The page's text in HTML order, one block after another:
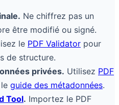
Ne chiffrez pas un
être modifié ou signé.
le PDF Validator pour
de structure.
privées. Utilisez PDF
guide des métadonnées.
Tool. Importez le PDF